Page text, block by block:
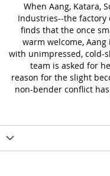
When Aang, Katara,
Industries--the factory
finds that the once
warm welcome,
with unimpressed, cold-
team is asked for
reason for the slight
non-bender conflict